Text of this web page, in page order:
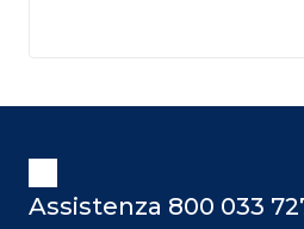
Assistenza 800 033